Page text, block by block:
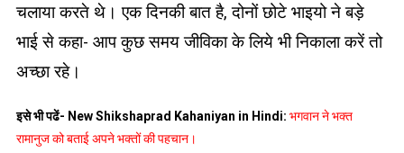
चलाया करते थे। एक दिनकी बात है, दोनों छोटे भाइयो ने बड़े
भाई से कहा- आप कुछ समय जीविका के लिये भी निकाला करें तो
अच्छा रहे।
इसे भी पढें- New Shikshaprad Kahaniyan in Hindi: भगवान ने भक्त
रामानुज को बताई अपने भक्तों की पहचान।